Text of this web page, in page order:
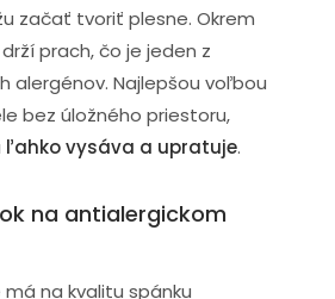
začať tvoriť plesne. Okrem
prach, čo je jeden z
alergénov. Najlepšou voľbou
bez úložného priestoru,
ľahko vysáva a upratuje.
na antialergickom
na kvalitu spánku